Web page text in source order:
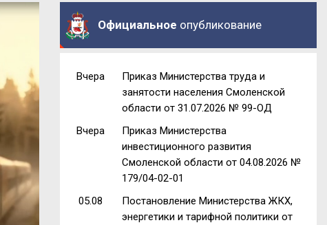
Официальное опубликование
Вчера
Приказ Министерства труда и
занятости населения Смоленской
области от 31.07.2026 № 99-ОД
Вчера
Приказ Министерства
инвестиционного развития
Смоленской области от 04.08.2026 №
179/04-02-01
05.08
Постановление Министерства ЖКХ,
энергетики и тарифной политики от